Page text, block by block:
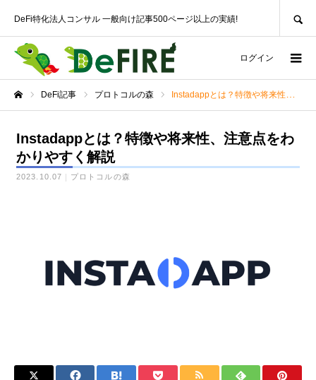
DeFi特化法人コンサル 一般向け記事500ページ以上の実績!
ログイン
DeFi記事 プロトコルの森 Instadappとは？特徴や将来性、注意点をわかりやすく解説
Instadappとは？特徴や将来性、注意点をわ
かりやすく解説
2023.10.07 プロトコルの森